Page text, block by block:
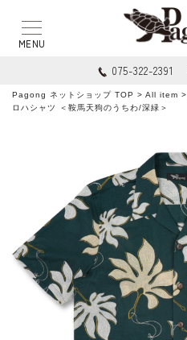
075-322-2391
Pagong ネットショップ TOP > All item >
ロハシャツ ＜鞍馬天狗のうちわ/深緑＞